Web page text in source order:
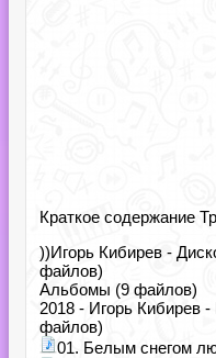
Краткое содержание
))Игорь Кибирев -
файлов)
Альбомы (9 файлов)
2018 - Игорь Кибирев
файлов)
01. Белым снегом